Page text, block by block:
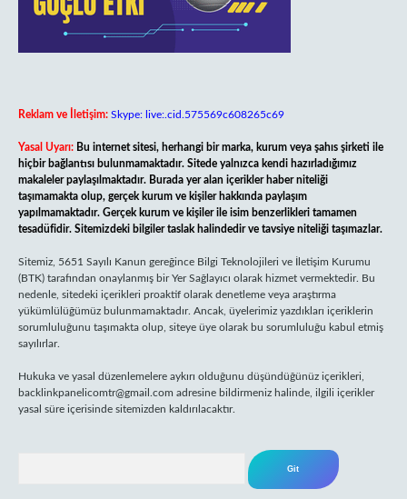
Reklam ve İletişim: Skype: live:.cid.575569c608265c69
Yasal Uyarı: Bu internet sitesi, herhangi bir marka, kurum veya şahıs şirketi ile
hiçbir bağlantısı bulunmamaktadır. Sitede yalnızca kendi hazırladığımız
makaleler paylaşılmaktadır. Burada yer alan içerikler haber niteliği
taşımamakta olup, gerçek kurum ve kişiler hakkında paylaşım
yapılmamaktadır. Gerçek kurum ve kişiler ile isim benzerlikleri tamamen
tesadüfidir. Sitemizdeki bilgiler taslak halindedir ve tavsiye niteliği taşımazlar.
Sitemiz, 5651 Sayılı Kanun gereğince Bilgi Teknolojileri ve İletişim Kurumu
(BTK) tarafından onaylanmış bir Yer Sağlayıcı olarak hizmet vermektedir. Bu
nedenle, sitedeki içerikleri proaktif olarak denetleme veya araştırma
yükümlülüğümüz bulunmamaktadır. Ancak, üyelerimiz yazdıkları içeriklerin
sorumluluğunu taşımakta olup, siteye üye olarak bu sorumluluğu kabul etmiş
sayılırlar.
Hukuka ve yasal düzenlemelere aykırı olduğunu düşündüğünüz içerikleri,
backlinkpanelicomtr@gmail.com adresine bildirmeniz halinde, ilgili içerikler
yasal süre içerisinde sitemizden kaldırılacaktır.